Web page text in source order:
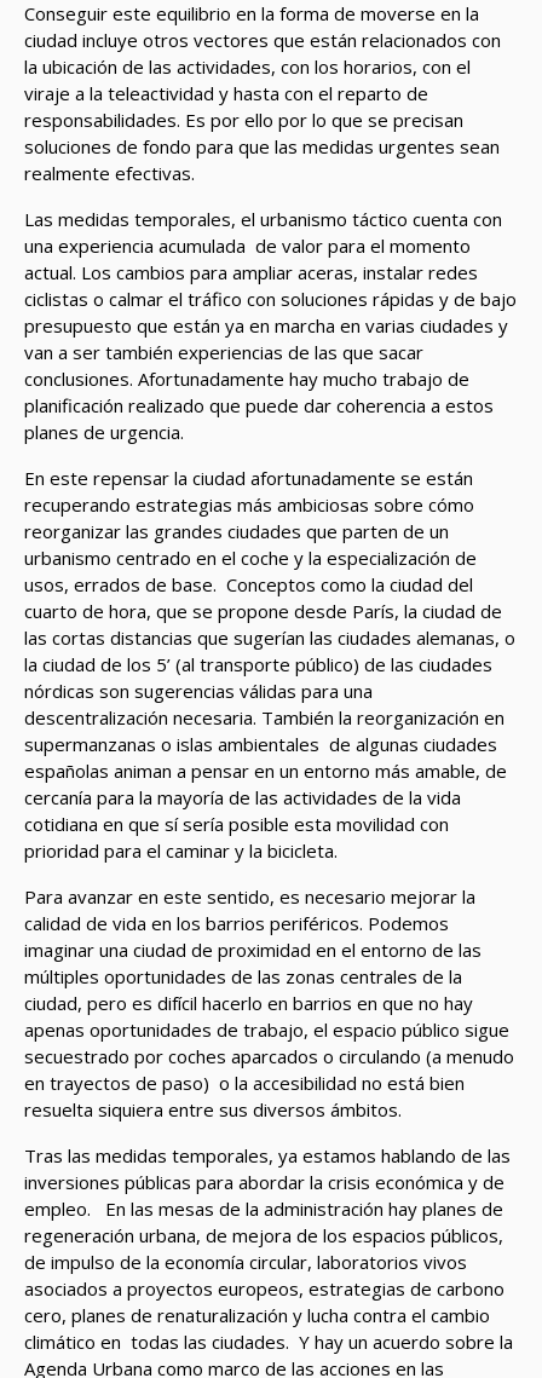
Conseguir este equilibrio en la forma de moverse en la
ciudad incluye otros vectores que están relacionados con
la ubicación de las actividades, con los horarios, con el
viraje a la teleactividad y hasta con el reparto de
responsabilidades. Es por ello por lo que se precisan
soluciones de fondo para que las medidas urgentes sean
realmente efectivas.
Las medidas temporales, el urbanismo táctico cuenta con
una experiencia acumulada de valor para el momento
actual. Los cambios para ampliar aceras, instalar redes
ciclistas o calmar el tráfico con soluciones rápidas y de bajo
presupuesto que están ya en marcha en varias ciudades y
van a ser también experiencias de las que sacar
conclusiones. Afortunadamente hay mucho trabajo de
planificación realizado que puede dar coherencia a estos
planes de urgencia.
En este repensar la ciudad afortunadamente se están
recuperando estrategias más ambiciosas sobre cómo
reorganizar las grandes ciudades que parten de un
urbanismo centrado en el coche y la especialización de
usos, errados de base. Conceptos como la ciudad del
cuarto de hora, que se propone desde París, la ciudad de
las cortas distancias que sugerían las ciudades alemanas, o
la ciudad de los 5’ (al transporte público) de las ciudades
nórdicas son sugerencias válidas para una
descentralización necesaria. También la reorganización en
supermanzanas o islas ambientales de algunas ciudades
españolas animan a pensar en un entorno más amable, de
cercanía para la mayoría de las actividades de la vida
cotidiana en que sí sería posible esta movilidad con
prioridad para el caminar y la bicicleta.
Para avanzar en este sentido, es necesario mejorar la
calidad de vida en los barrios periféricos. Podemos
imaginar una ciudad de proximidad en el entorno de las
múltiples oportunidades de las zonas centrales de la
ciudad, pero es difícil hacerlo en barrios en que no hay
apenas oportunidades de trabajo, el espacio público sigue
secuestrado por coches aparcados o circulando (a menudo
en trayectos de paso) o la accesibilidad no está bien
resuelta siquiera entre sus diversos ámbitos.
Tras las medidas temporales, ya estamos hablando de las
inversiones públicas para abordar la crisis económica y de
empleo. En las mesas de la administración hay planes de
regeneración urbana, de mejora de los espacios públicos,
de impulso de la economía circular, laboratorios vivos
asociados a proyectos europeos, estrategias de carbono
cero, planes de renaturalización y lucha contra el cambio
climático en todas las ciudades. Y hay un acuerdo sobre la
Agenda Urbana como marco de las acciones en las